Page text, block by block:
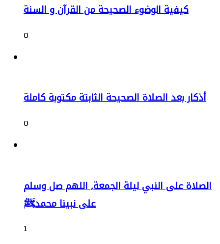
كيفية الوضوء الصحيحة من القرآن و السنة
0
أذكار بعد الصلاة الصحيحة الثابتة مكتوبة كاملة
0
الصلاة على النبي ليلة الجمعة, اللهم صل وسلم
على نبينا محمدﷺ
1